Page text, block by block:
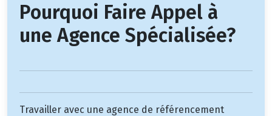
Pourquoi Faire Appel à
une Agence Spécialisée?
Travailler avec une agence de référencement